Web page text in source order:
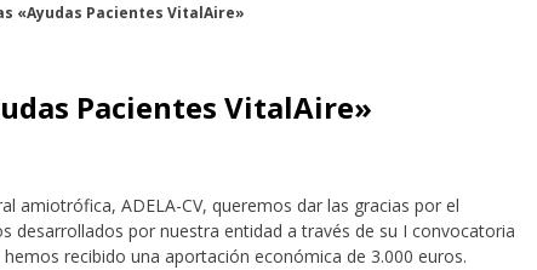
«Ayudas Pacientes VitalAire»
Pacientes VitalAire»
amiotrófica, ADELA-CV, queremos dar las gracias por el
desarrollados por nuestra entidad a través de su I convocatoria
hemos recibido una aportación económica de 3.000 euros.